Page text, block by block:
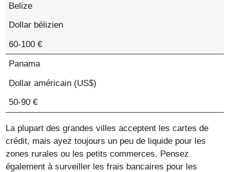
Belize
Dollar bélizien
60-100 €
Panama
Dollar américain (US$)
50-90 €
La plupart des grandes villes acceptent les cartes de
crédit, mais ayez toujours un peu de liquide pour les
zones rurales ou les petits commerces. Pensez
également à surveiller les frais bancaires pour les